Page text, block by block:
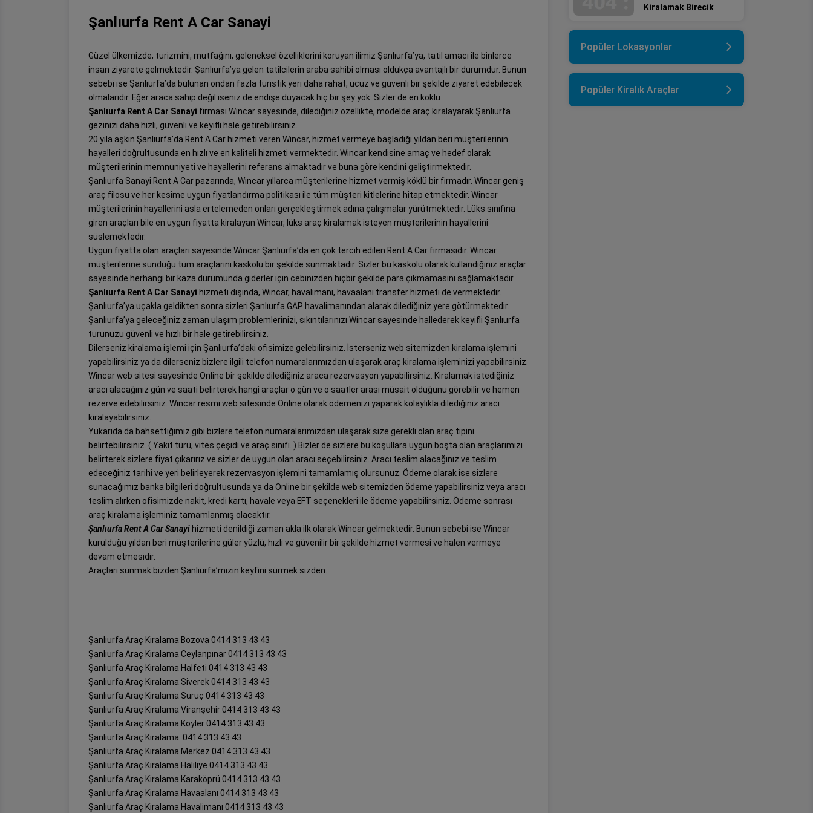
Şanlıurfa Rent A Car Sanayi
Güzel ülkemizde; turizmini, mutfağını, geleneksel özelliklerini koruyan ilimiz Şanlıurfa’ya, tatil amacı ile binlerce
insan ziyarete gelmektedir. Şanlıurfa’ya gelen tatilcilerin araba sahibi olması oldukça avantajlı bir durumdur. Bunun
sebebi ise Şanlıurfa’da bulunan ondan fazla turistik yeri daha rahat, ucuz ve güvenli bir şekilde ziyaret edebilecek
olmalarıdır. Eğer araca sahip değil iseniz de endişe duyacak hiç bir şey yok. Sizler de en köklü
Şanlıurfa Rent A Car Sanayi firması Wincar sayesinde, dilediğiniz özellikte, modelde araç kiralayarak Şanlıurfa
gezinizi daha hızlı, güvenli ve keyifli hale getirebilirsiniz.
20 yıla aşkın Şanlıurfa’da Rent A Car hizmeti veren Wincar, hizmet vermeye başladığı yıldan beri müşterilerinin
hayalleri doğrultusunda en hızlı ve en kaliteli hizmeti vermektedir. Wincar kendisine amaç ve hedef olarak
müşterilerinin memnuniyeti ve hayallerini referans almaktadır ve buna göre kendini geliştirmektedir.
Şanlıurfa Sanayi Rent A Car pazarında, Wincar yıllarca müşterilerine hizmet vermiş köklü bir firmadır. Wincar geniş
araç filosu ve her kesime uygun fiyatlandırma politikası ile tüm müşteri kitlelerine hitap etmektedir. Wincar
müşterilerinin hayallerini asla ertelemeden onları gerçekleştirmek adına çalışmalar yürütmektedir. Lüks sınıfına
giren araçları bile en uygun fiyatta kiralayan Wincar, lüks araç kiralamak isteyen müşterilerinin hayallerini
süslemektedir.
Uygun fiyatta olan araçları sayesinde Wincar Şanlıurfa’da en çok tercih edilen Rent A Car firmasıdır. Wincar
müşterilerine sunduğu tüm araçlarını kaskolu bir şekilde sunmaktadır. Sizler bu kaskolu olarak kullandığınız araçlar
sayesinde herhangi bir kaza durumunda giderler için cebinizden hiçbir şekilde para çıkmamasını sağlamaktadır.
Şanlıurfa Rent A Car Sanayi hizmeti dışında, Wincar, havalimanı, havaalanı transfer hizmeti de vermektedir.
Şanlıurfa’ya uçakla geldikten sonra sizleri Şanlıurfa GAP havalimanından alarak dilediğiniz yere götürmektedir.
Şanlıurfa’ya geleceğiniz zaman ulaşım problemlerinizi, sıkıntılarınızı Wincar sayesinde hallederek keyifli Şanlıurfa
turunuzu güvenli ve hızlı bir hale getirebilirsiniz.
Dilerseniz kiralama işlemi için Şanlıurfa’daki ofisimize gelebilirsiniz. İsterseniz web sitemizden kiralama işlemini
yapabilirsiniz ya da dilerseniz bizlere ilgili telefon numaralarımızdan ulaşarak araç kiralama işleminizi yapabilirsiniz.
Wincar web sitesi sayesinde Online bir şekilde dilediğiniz araca rezervasyon yapabilirsiniz. Kiralamak istediğiniz
aracı alacağınız gün ve saati belirterek hangi araçlar o gün ve o saatler arası müsait olduğunu görebilir ve hemen
rezerve edebilirsiniz. Wincar resmi web sitesinde Online olarak ödemenizi yaparak kolaylıkla dilediğiniz aracı
kiralayabilirsiniz.
Yukarıda da bahsettiğimiz gibi bizlere telefon numaralarımızdan ulaşarak size gerekli olan araç tipini
belirtebilirsiniz. ( Yakıt türü, vites çeşidi ve araç sınıfı. ) Bizler de sizlere bu koşullara uygun boşta olan araçlarımızı
belirterek sizlere fiyat çıkarırız ve sizler de uygun olan aracı seçebilirsiniz. Aracı teslim alacağınız ve teslim
edeceğiniz tarihi ve yeri belirleyerek rezervasyon işlemini tamamlamış olursunuz. Ödeme olarak ise sizlere
sunacağımız banka bilgileri doğrultusunda ya da Online bir şekilde web sitemizden ödeme yapabilirsiniz veya aracı
teslim alırken ofisimizde nakit, kredi kartı, havale veya EFT seçenekleri ile ödeme yapabilirsiniz. Ödeme sonrası
araç kiralama işleminiz tamamlanmış olacaktır.
Şanlıurfa Rent A Car Sanayi hizmeti denildiği zaman akla ilk olarak Wincar gelmektedir. Bunun sebebi ise Wincar
kurulduğu yıldan beri müşterilerine güler yüzlü, hızlı ve güvenilir bir şekilde hizmet vermesi ve halen vermeye
devam etmesidir.
Araçları sunmak bizden Şanlıurfa’mızın keyfini sürmek sizden.
Şanlıurfa Araç Kiralama Bozova 0414 313 43 43
Şanlıurfa Araç Kiralama Ceylanpınar 0414 313 43 43
Şanlıurfa Araç Kiralama Halfeti 0414 313 43 43
Şanlıurfa Araç Kiralama Siverek 0414 313 43 43
Şanlıurfa Araç Kiralama Suruç 0414 313 43 43
Şanlıurfa Araç Kiralama Viranşehir 0414 313 43 43
Şanlıurfa Araç Kiralama Köyler 0414 313 43 43
Şanlıurfa Araç Kiralama 0414 313 43 43
Şanlıurfa Araç Kiralama Merkez 0414 313 43 43
Şanlıurfa Araç Kiralama Haliliye 0414 313 43 43
Şanlıurfa Araç Kiralama Karaköprü 0414 313 43 43
Şanlıurfa Araç Kiralama Havaalanı 0414 313 43 43
Şanlıurfa Araç Kiralama Havalimanı 0414 313 43 43
Kiralamak Birecik
Popüler Lokasyonlar
Popüler Kiralık Araçlar